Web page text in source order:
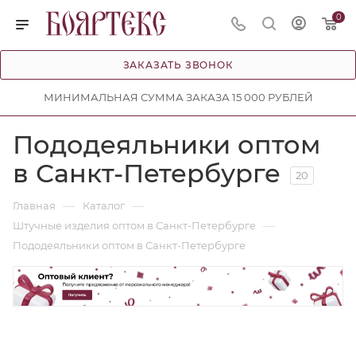
0
ЗАКАЗАТЬ ЗВОНОК
МИНИМАЛЬНАЯ СУММА ЗАКАЗА 15 000 РУБЛЕЙ
Пододеяльники оптом
в Санкт-Петербурге
20
Главная — Каталог —
Штучные изделия оптом в Санкт-Петербурге —
Пододеяльники оптом в Санкт-Петербурге